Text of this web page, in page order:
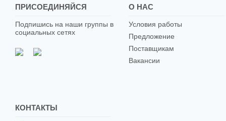
ПРИСОЕДИНЯЙСЯ
Подпишись на наши группы в
социальных сетях
О НАС
Условия работы
Предложение
Поставщикам
Вакансии
КОНТАКТЫ